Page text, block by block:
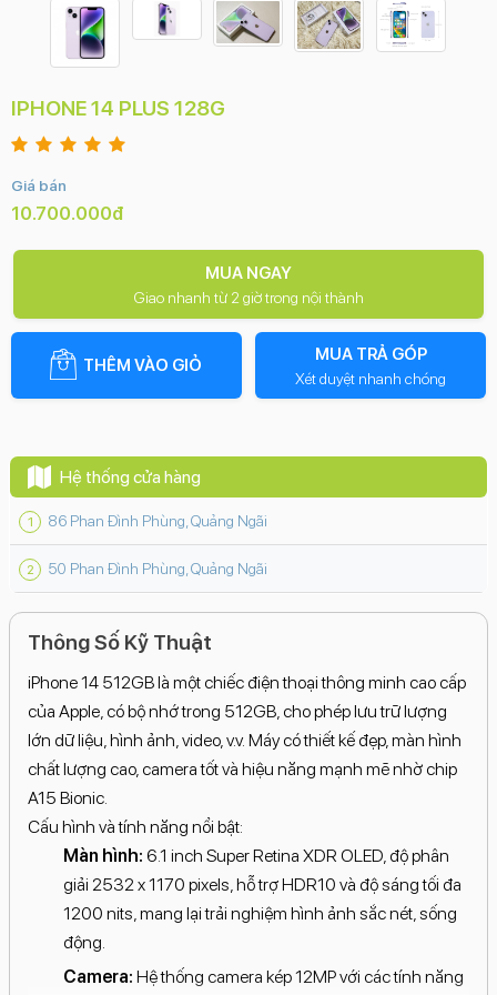
IPHONE 14 PLUS 128G
Giá bán
10.700.000đ
MUA NGAY
Giao nhanh từ 2 giờ trong nội thành
THÊM VÀO GIỎ
MUA TRẢ GÓP
Xét duyệt nhanh chóng
Hệ thống cửa hàng
86 Phan Đình Phùng, Quảng Ngãi
50 Phan Đình Phùng, Quảng Ngãi
Thông Số Kỹ Thuật
iPhone 14 512GB là một chiếc điện thoại thông minh cao cấp
của Apple, có bộ nhớ trong 512GB, cho phép lưu trữ lượng
lớn dữ liệu, hình ảnh, video, v.v. Máy có thiết kế đẹp, màn hình
chất lượng cao, camera tốt và hiệu năng mạnh mẽ nhờ chip
A15 Bionic.
Cấu hình và tính năng nổi bật:
Màn hình: 6.1 inch Super Retina XDR OLED, độ phân
giải 2532 x 1170 pixels, hỗ trợ HDR10 và độ sáng tối đa
1200 nits, mang lại trải nghiệm hình ảnh sắc nét, sống
động.
Camera: Hệ thống camera kép 12MP với các tính năng